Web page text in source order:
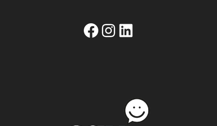
Facebook
Instagram
Linkedin